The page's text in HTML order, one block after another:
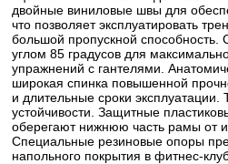
двойные виниловые швы для
что позволяет эксплуатировать
большой пропускной способность.
углом 85 градусов для
упражнений с гантелями.
широкая спинка повышенной
и длительные сроки эксплуатации.
устойчивости. Защитные
оберегают нижнюю часть рамы от
Специальные резиновые опоры
напольного покрытия в фитнес-